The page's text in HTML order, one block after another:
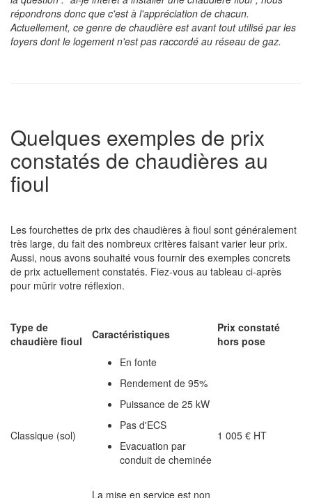
répondrons donc que c'est à l'appréciation de chacun.
Actuellement, ce genre de chaudière est avant tout utilisé par les
foyers dont le logement n'est pas raccordé au réseau de gaz.
Quelques exemples de prix
constatés de chaudières au
fioul
Les fourchettes de prix des chaudières à fioul sont généralement
très large, du fait des nombreux critères faisant varier leur prix.
Aussi, nous avons souhaité vous fournir des exemples concrets
de prix actuellement constatés. Fiez-vous au tableau ci-après
pour mûrir votre réflexion.
Type de
chaudière fioul
Caractéristiques
Prix constaté
hors pose
Classique (sol)
En fonte
Rendement de 95%
Puissance de 25 kW
Pas d'ECS
Evacuation par
conduit de cheminée
La mise en service est non
1 005 € HT